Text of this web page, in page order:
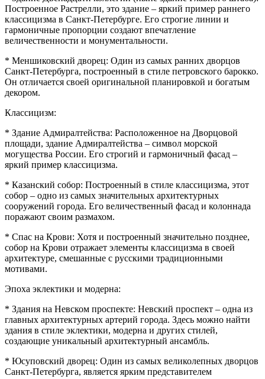
Построенное Растрелли, это здание – яркий пример раннего
классицизма в Санкт-Петербурге. Его строгие линии и
гармоничные пропорции создают впечатление
величественности и монументальности.
* Меншиковский дворец: Один из самых ранних дворцов
Санкт-Петербурга, построенный в стиле петровского барокко.
Он отличается своей оригинальной планировкой и богатым
декором.
Классицизм:
* Здание Адмиралтейства: Расположенное на Дворцовой
площади, здание Адмиралтейства – символ морской
могущества России. Его строгий и гармоничный фасад –
яркий пример классицизма.
* Казанский собор: Построенный в стиле классицизма, этот
собор – одно из самых значительных архитектурных
сооружений города. Его величественный фасад и колоннада
поражают своим размахом.
* Спас на Крови: Хотя и построенный значительно позднее,
собор на Крови отражает элементы классицизма в своей
архитектуре, смешанные с русскими традиционными
мотивами.
Эпоха эклектики и модерна:
* Здания на Невском проспекте: Невский проспект – одна из
главных архитектурных артерий города. Здесь можно найти
здания в стиле эклектики, модерна и других стилей,
создающие уникальный архитектурный ансамбль.
* Юсуповский дворец: Один из самых великолепных дворцов
Санкт-Петербурга, является ярким представителем